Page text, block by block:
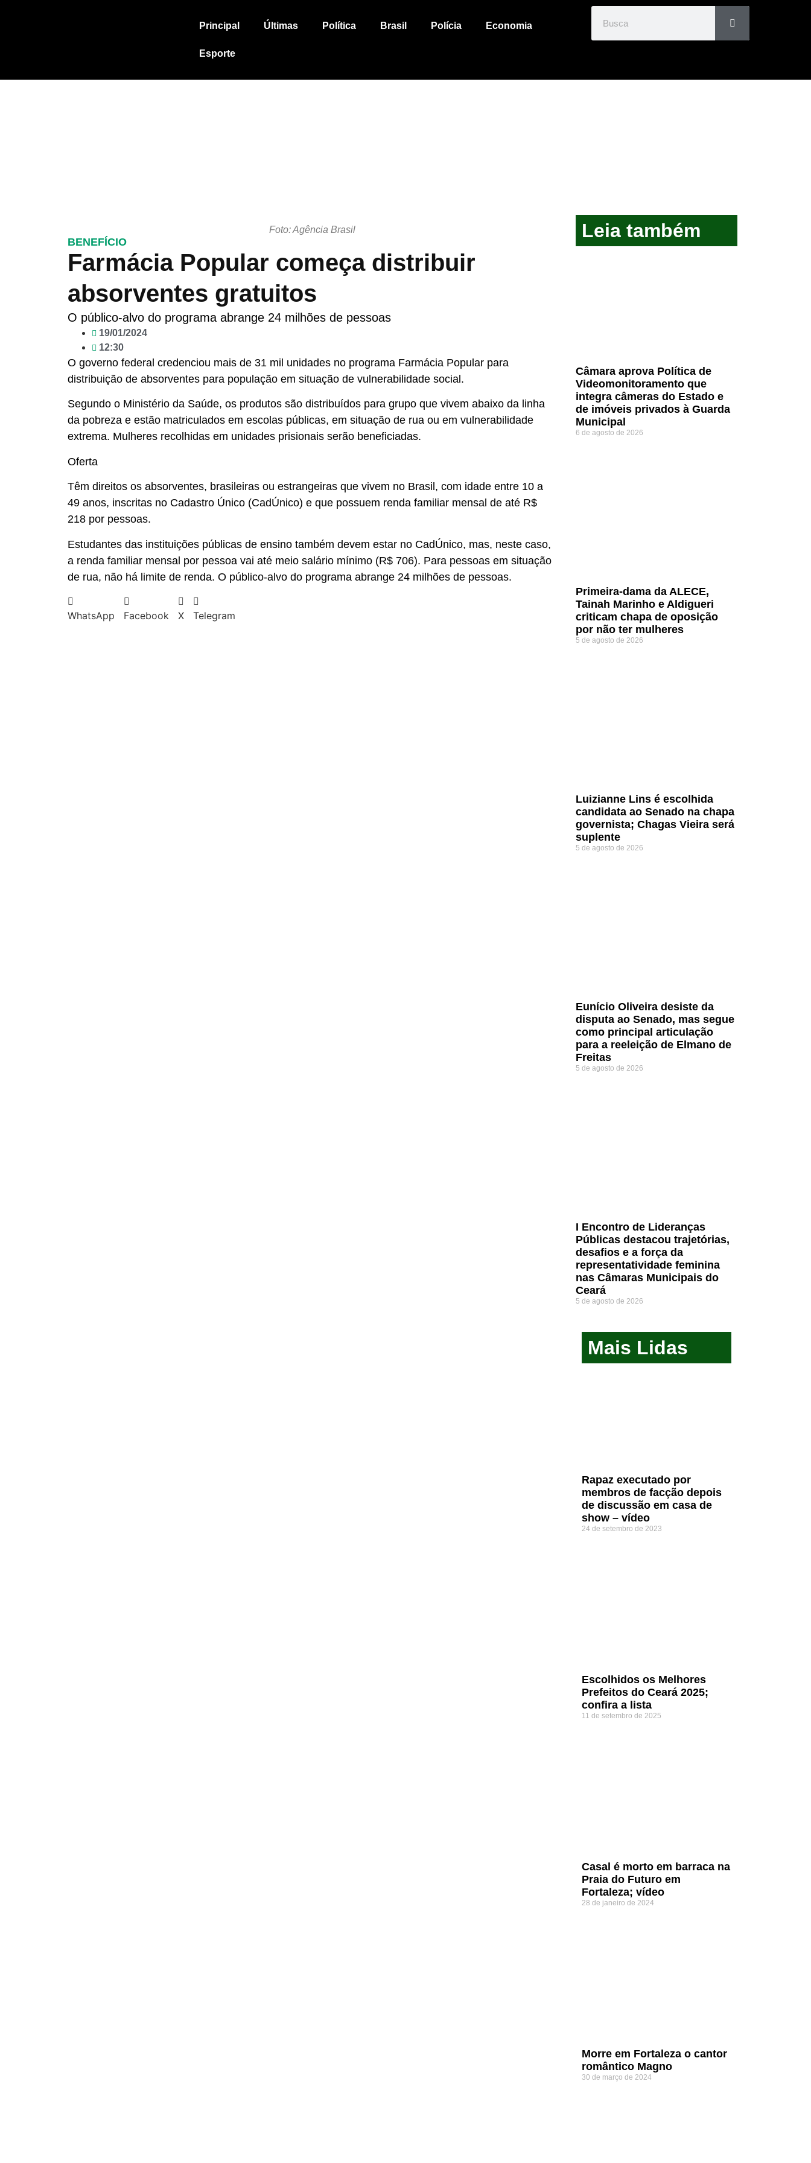
Principal Últimas Política Brasil Polícia Economia
Esporte
Foto: Agência Brasil
BENEFÍCIO
Farmácia Popular começa distribuir
absorventes gratuitos
O público-alvo do programa abrange 24 milhões de pessoas
19/01/2024
12:30
O governo federal credenciou mais de 31 mil unidades no programa Farmácia Popular para
distribuição de absorventes para população em situação de vulnerabilidade social.
Segundo o Ministério da Saúde, os produtos são distribuídos para grupo que vivem abaixo da linha
da pobreza e estão matriculados em escolas públicas, em situação de rua ou em vulnerabilidade
extrema. Mulheres recolhidas em unidades prisionais serão beneficiadas.
Oferta
Têm direitos os absorventes, brasileiras ou estrangeiras que vivem no Brasil, com idade entre 10 a
49 anos, inscritas no Cadastro Único (CadÚnico) e que possuem renda familiar mensal de até R$
218 por pessoas.
Estudantes das instituições públicas de ensino também devem estar no CadÚnico, mas, neste caso,
a renda familiar mensal por pessoa vai até meio salário mínimo (R$ 706). Para pessoas em situação
de rua, não há limite de renda. O público-alvo do programa abrange 24 milhões de pessoas.
WhatsApp Facebook X Telegram
Leia também
Câmara aprova Política de
Videomonitoramento que
integra câmeras do Estado e
de imóveis privados à Guarda
Municipal
6 de agosto de 2026
Primeira-dama da ALECE,
Tainah Marinho e Aldigueri
criticam chapa de oposição
por não ter mulheres
5 de agosto de 2026
Luizianne Lins é escolhida
candidata ao Senado na chapa
governista; Chagas Vieira será
suplente
5 de agosto de 2026
Eunício Oliveira desiste da
disputa ao Senado, mas segue
como principal articulação
para a reeleição de Elmano de
Freitas
5 de agosto de 2026
I Encontro de Lideranças
Públicas destacou trajetórias,
desafios e a força da
representatividade feminina
nas Câmaras Municipais do
Ceará
5 de agosto de 2026
Mais Lidas
Rapaz executado por
membros de facção depois
de discussão em casa de
show – vídeo
24 de setembro de 2023
Escolhidos os Melhores
Prefeitos do Ceará 2025;
confira a lista
11 de setembro de 2025
Casal é morto em barraca na
Praia do Futuro em
Fortaleza; vídeo
28 de janeiro de 2024
Morre em Fortaleza o cantor
romântico Magno
30 de março de 2024